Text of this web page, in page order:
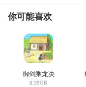
你可能喜欢
御剑乘龙决
8.35GB